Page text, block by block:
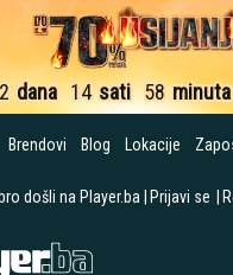
dana 14 sati 58 minuta
Brendovi Blog Lokacije
došli na Player.ba Prijavi se